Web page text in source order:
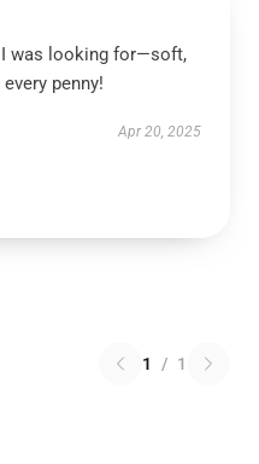
was looking for—soft,
penny!
Apr 20, 2025
1 / 1